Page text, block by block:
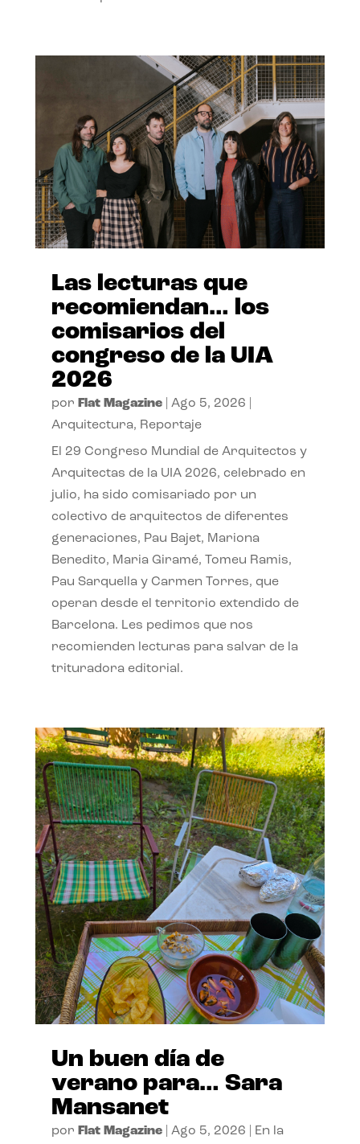
Las lecturas que
recomiendan… los
comisarios del
congreso de la UIA
2026
por Flat Magazine| Ago 5, 2026
Arquitectura, Reportaje
El 29 Congreso Mundial de Arquitectos y
Arquitectas de la UIA 2026, celebrado en
julio, ha sido comisariado por un
colectivo de arquitectos de diferentes
generaciones, Pau Bajet, Mariona
Benedito, Maria Giramé, Tomeu Ramis,
Pau Sarquella y Carmen Torres, que
operan desde el territorio extendido de
Barcelona. Les pedimos que nos
recomienden lecturas para salvar de la
trituradora editorial.
Un buen día de
verano para… Sara
Mansanet
por Flat Magazine| Ago 5, 2026
En la